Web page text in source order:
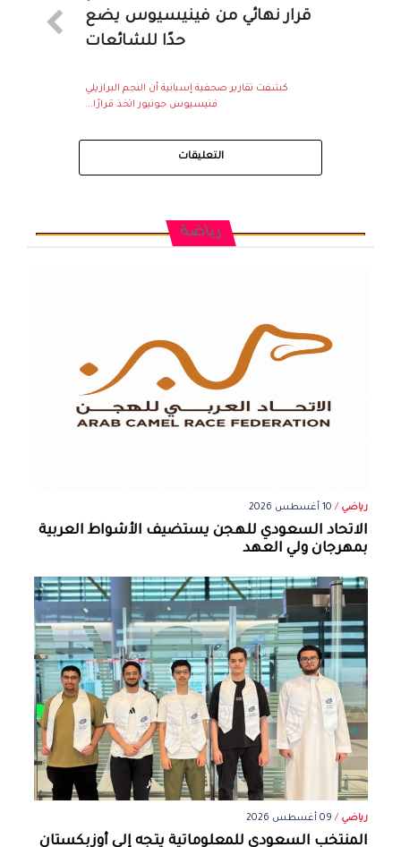
قرار نهائي من فينيسيوس يضع
حدًا للشائعات
كشفت تقارير صحفية إسبانية أن النجم البرازيلي
فنيسيوس جونيور اتخذ قرارًا...
التعليقات
رياضة
رياضي / 10 أغسطس 2026
الاتحاد السعودي للهجن يستضيف الأشواط العربية
بمهرجان ولي العهد
رياضي / 09 أغسطس 2026
المنتخب السعودي للمعلوماتية يتجه إلى أوزبكستان